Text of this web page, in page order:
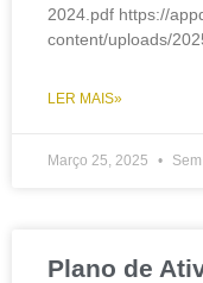
2024.pdf https://
content/uploads/
LER MAIS»
Março 25, 2025
Plano de